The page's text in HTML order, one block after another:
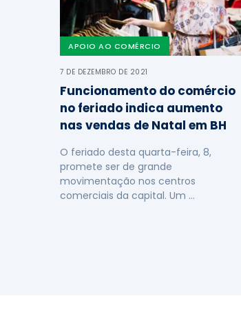
APOIO AO COMÉRCIO
7 DE DEZEMBRO DE 2021
Funcionamento do comércio
no feriado indica aumento
nas vendas de Natal em BH
O feriado desta quarta-feira, 8,
promete ser de grande
movimentação nos centros
comerciais da capital. Um …